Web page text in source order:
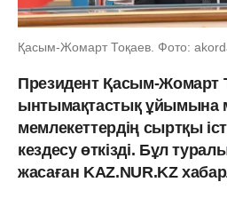
Қасым-Жомарт Тоқаев. Фото:
Президент Қасым-Жомарт
ынтымақтастық ұйымына
мемлекеттердің сыртқы
кездесу өткізді. Бұл
жасаған KAZ.NUR.KZ